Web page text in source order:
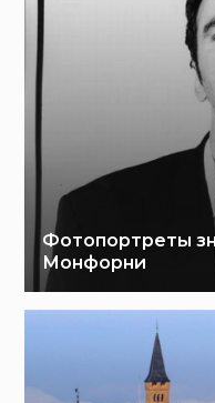
Фотопортреты
Монфорни